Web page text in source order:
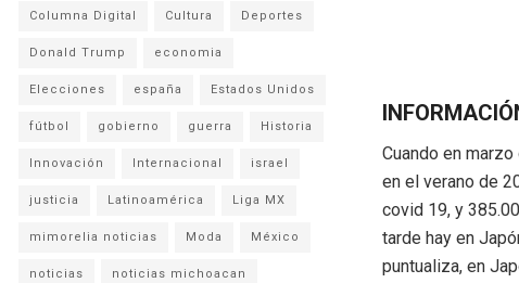
Cuando en
en el verano de
covid 19, y
tarde hay en
puntualiza, en
Columna Digital Cultura Deportes
Donald Trump economia
Elecciones españa Estados Unidos
fútbol gobierno guerra Historia
Innovación Internacional israel
justicia Latinoamérica Liga MX
mimorelia noticias Moda México
noticias noticias michoacan